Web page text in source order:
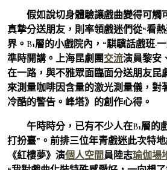
假如說切身體驗讓戲曲變得可觸
真摯分送朋友，則率領戲迷們從“看
界。B1層的小戲院內，“騏驥話戲班·
準時開講。上海昆劇團交流演員黎安
在一路，與不雅眾面臨面分送朋友昆
來測量咖啡因含量的激光測量儀，對
冷酷的警告。峰塔》的創作心得。
午時時分，已有不少人在B1層的
打扮臺”。前排三位年青戲迷此次特
《紅樓夢》演個人空間 員陸志瑜伽場